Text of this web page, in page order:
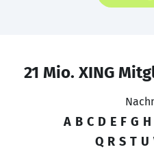
21 Mio. XING
A B C D E F G H
Q R S T U